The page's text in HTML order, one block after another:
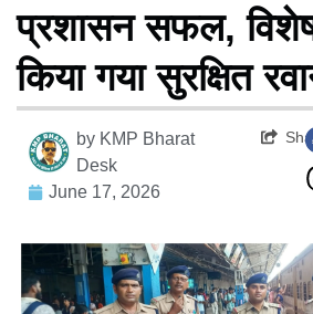
प्रशासन सफल,
किया गया सुरक्षित
by KMP Bharat
Desk
June 17, 2026